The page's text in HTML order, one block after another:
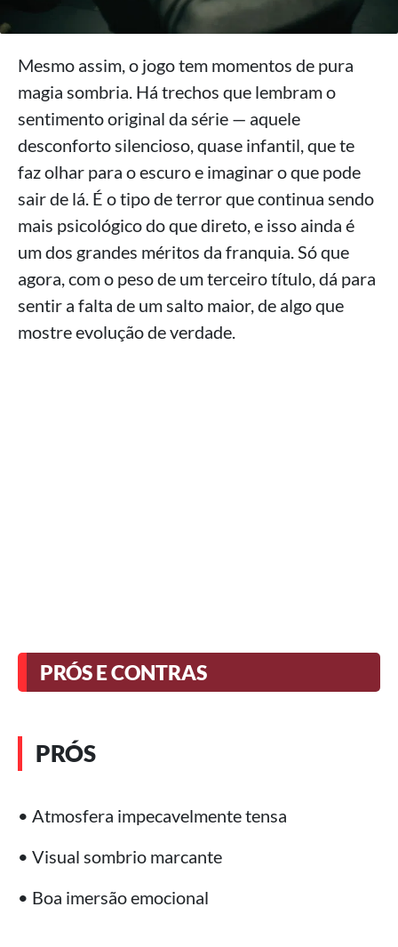
Mesmo assim, o jogo tem momentos de pura
magia sombria. Há trechos que lembram o
sentimento original da série — aquele
desconforto silencioso, quase infantil, que te
faz olhar para o escuro e imaginar o que pode
sair de lá. É o tipo de terror que continua sendo
mais psicológico do que direto, e isso ainda é
um dos grandes méritos da franquia. Só que
agora, com o peso de um terceiro título, dá para
sentir a falta de um salto maior, de algo que
mostre evolução de verdade.
PRÓS E CONTRAS
PRÓS
• Atmosfera impecavelmente tensa
• Visual sombrio marcante
• Boa imersão emocional